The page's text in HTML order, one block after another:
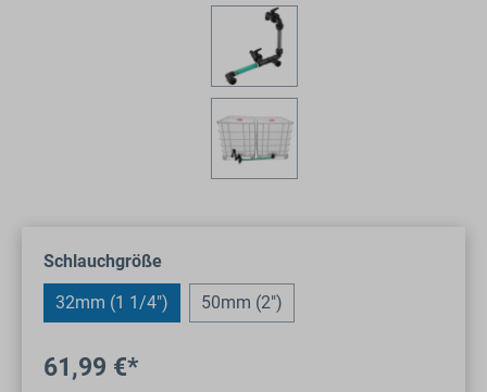
Schlauchgrößeauswählen
32mm (1 1/4") 50mm (2")
61,99 €*